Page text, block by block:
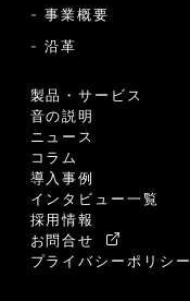
- 事業概要
- 沿革
製品・サービス
音の説明
ニュース
コラム
導入事例
インタビュー一覧
採用情報
お問合せ
プライバシーポリシー